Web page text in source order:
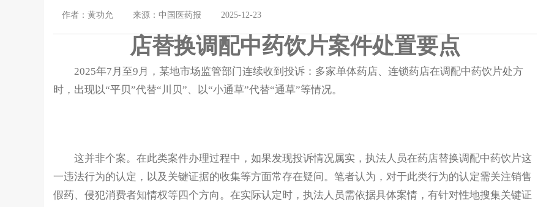
店替换调配中药饮片案件处置要点
作者：黄功允 来源：中国医药报 2025-12-23
2025年7月至9月，某地市场监管部门连续收到投诉：多家单体药店、连锁药店在调配中药饮片处方
时，出现以“平贝”代替“川贝”、以“小通草”代替“通草”等情况。
这并非个案。在此类案件办理过程中，如果发现投诉情况属实，执法人员在药店替换调配中药饮片这
一违法行为的认定，以及关键证据的收集等方面常存在疑问。笔者认为，对于此类行为的认定需关注销售
假药、侵犯消费者知情权等四个方向。在实际认定时，执法人员需依据具体案情，有针对性地搜集关键证